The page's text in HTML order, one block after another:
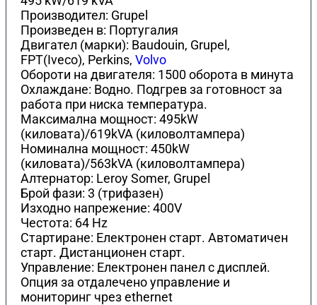
Производител: Grupel
Произведен в: Португалия
Двигател (марки): Baudouin, Grupel,
FPT(Iveco), Perkins, Volvo
Обороти на двигателя: 1500 оборота в минута
Охлаждане: Водно. Подгрев за готовност за
работа при ниска температура.
Максимална мощност: 495kW
(киловата)/619kVA (киловолтамперa)
Номинална мощност: 450kW
(киловата)/563kVA (киловолтамперa)
Алтернатор: Leroy Somer, Grupel
Брой фази: 3 (трифазен)
Изходно напрежение: 400V
Честота: 64 Hz
Стартиране: Електронен старт. Автоматичен
старт. Дистанционен старт.
Управление: Електронен панел с дисплей.
Опция за отдалечено управление и
мониторинг чрез ethernet